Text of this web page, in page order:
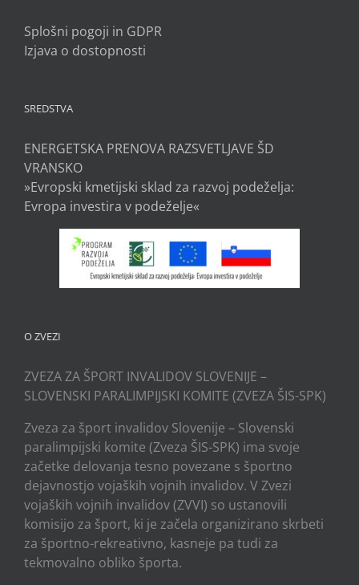
Splošni pogoji in GDPR
Izjava o dostopnosti
SREDSTVA
ENERGETSKA PRENOVA RAZSVETLJAVE ŠD
VRANSKO
»Evropski kmetijski sklad za razvoj podeželja:
Evropa investira v podeželje«
O ZVEZI
ZVEZA ZA ŠPORT INVALIDOV SLOVENIJE –
SLOVENSKI PARALIMPIJSKI KOMITE (ZVEZA ŠIS-SPK)
Zveza za šport invalidov Slovenije – Slovenski
paralimpijski komite (Zveza ŠIS-SPK) ima svoje
začetke delovanja tesno povezane s športno
dejavnostjo vojaških vojnih invalidov. V Zvezi
vojaških vojnih invalidov (ZVVI) so ustanovili
komisijo za šport, ki je začela organizirano skrbeti
za športno-rekreativno, kasneje pa tudi za
tekmovalno obliko športa.